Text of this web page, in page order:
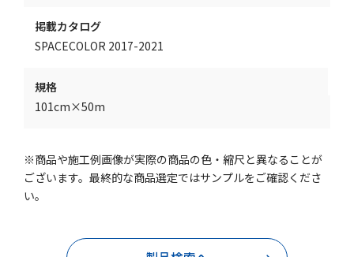
掲載カタログ
SPACECOLOR 2017-2021
規格
101cm×50m
※商品や施工例画像が実際の商品の色・縮尺と異なることが
ございます。最終的な商品選定ではサンプルをご確認くださ
い。